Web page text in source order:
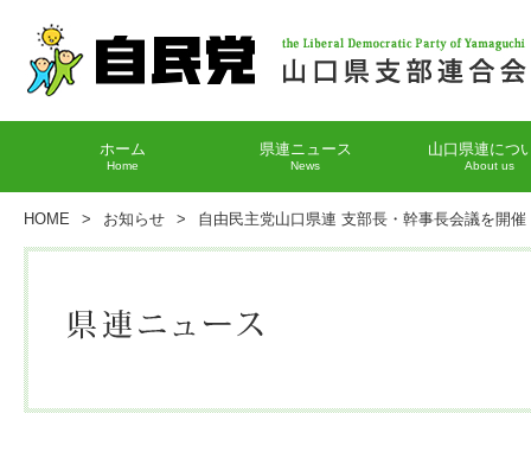
ホーム
Home
県連ニュース
News
山口県連につ
About us
HOME > お知らせ > 自由民主党山口県連 支部長・幹事長会議を開催